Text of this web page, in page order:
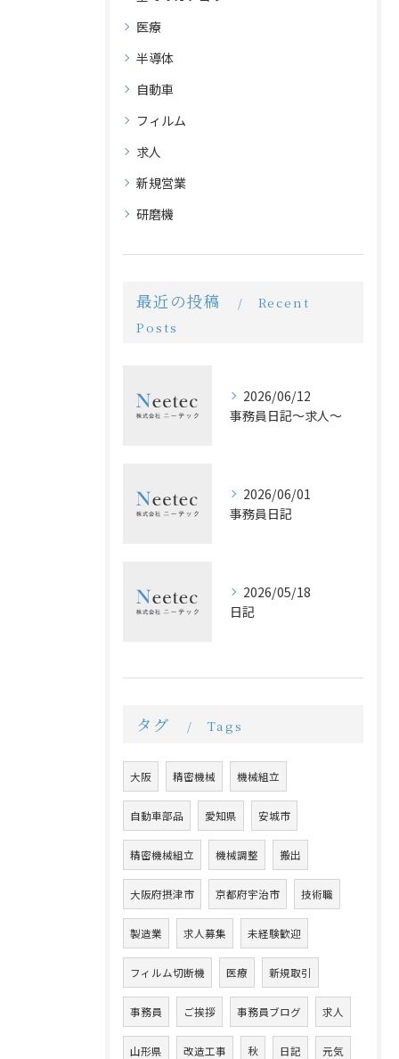
医療
半導体
自動車
フィルム
求人
新規営業
研磨機
最近の投稿
Recent
Posts
2026/06/12
事務員日記〜求人〜
2026/06/01
事務員日記
2026/05/18
日記
タグ Tags
大阪 精密機械 機械組立
自動車部品 愛知県 安城市
精密機械組立 機械調整 搬出
大阪府摂津市 京都府宇治市 技術職
製造業 求人募集 未経験歓迎
フィルム切断機 医療 新規取引
事務員 ご挨拶 事務員ブログ 求人
山形県 改造工事 秋 日記 元気